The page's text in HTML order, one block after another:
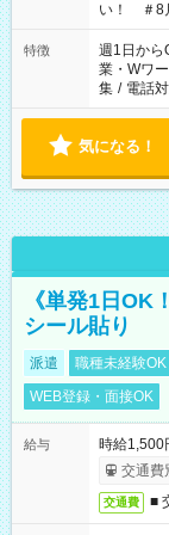
い！ ＃8
特徴 週1日から
業・Wワ
集 / 電話
気になる！
《単発1日OK
シール貼り
派遣 職種未経験OK
WEB登録・面接OK
給与
時給1,500
交通費
交通費 ■